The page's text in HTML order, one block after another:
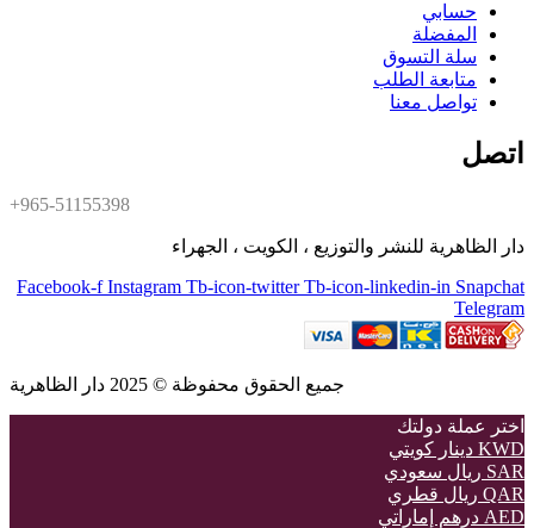
حسابي
المفضلة
سلة التسوق
متابعة الطلب
تواصل معنا
اتصل
+965-51155398
دار الظاهرية للنشر والتوزيع ، الكويت ، الجهراء
Facebook-f Instagram Tb-icon-twitter Tb-icon-linkedin-in Snapchat
Telegram
جميع الحقوق محفوظة © 2025 دار الظاهرية
اختر عملة دولتك
KWD دينار كويتي
SAR ريال سعودي
QAR ريال قطري
AED درهم إماراتي